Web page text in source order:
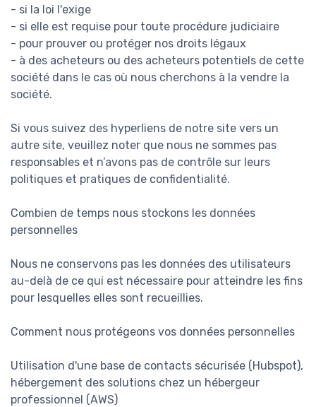
- si la loi l'exige
- si elle est requise pour toute procédure judiciaire
- pour prouver ou protéger nos droits légaux
- à des acheteurs ou des acheteurs potentiels de cette
société dans le cas où nous cherchons à la vendre la
société.
Si vous suivez des hyperliens de notre site vers un
autre site, veuillez noter que nous ne sommes pas
responsables et n’avons pas de contrôle sur leurs
politiques et pratiques de confidentialité.
Combien de temps nous stockons les données
personnelles
Nous ne conservons pas les données des utilisateurs
au-delà de ce qui est nécessaire pour atteindre les fins
pour lesquelles elles sont recueillies.
Comment nous protégeons vos données personnelles
Utilisation d'une base de contacts sécurisée (Hubspot),
hébergement des solutions chez un hébergeur
professionnel (AWS)